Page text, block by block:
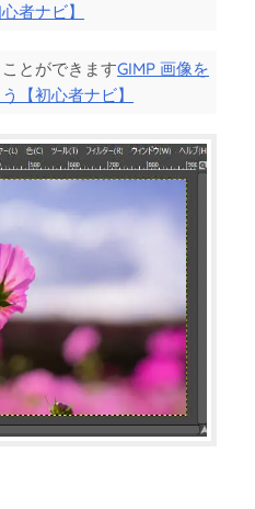
者ナビ】
とができますGIMP 画像を
【初心者ナビ】